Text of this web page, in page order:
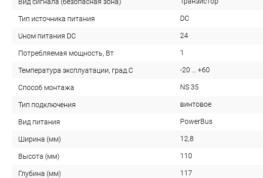
Тип источника питания DC
Uном питания DC 24
Потребляемая мощность, Вт 1
Температура эксплуатации, град.С -20 … +60
Способ монтажа NS 35
Тип подключения винтовое
Вид питания PowerBus
Ширина (мм) 12,8
Высота (мм) 110
Глубина (мм) 117